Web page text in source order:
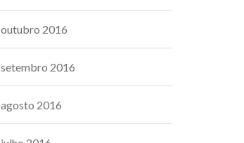
outubro 2016
setembro 2016
agosto 2016